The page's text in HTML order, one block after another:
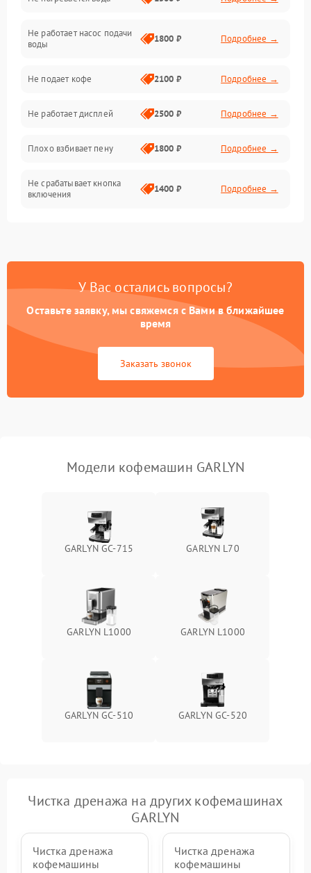
Проблемы с водой
Проблемы с капучинатором и паром
Управление и электроника
Программное обеспечение
Не работает насос подачи
воды
1800 ₽ Подробнее →
Не подает кофе 2100 ₽ Подробнее →
Не работает дисплей 2500 ₽ Подробнее →
Плохо взбивает пену 1800 ₽ Подробнее →
Не срабатывает кнопка
включения
1400 ₽ Подробнее →
Постоянные сбои в работе 1500 ₽ Подробнее →
У Вас остались вопросы?
Оставьте заявку, мы свяжемся с Вами в ближайшее
время
Заказать звонок
Модели кофемашин GARLYN
GARLYN GC-715 GARLYN L70
GARLYN L1000 GARLYN L1000
GARLYN GC-510 GARLYN GC-520
Чистка дренажа на других кофемашинах
GARLYN
Чистка дренажа
кофемашины
Чистка дренажа
кофемашины